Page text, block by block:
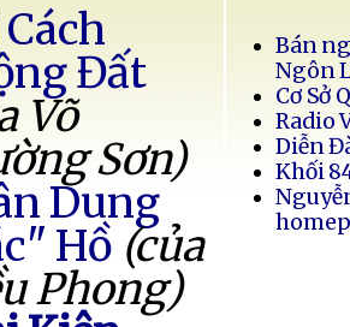
Đất
Võ
Sơn)
Dung
Hồ (của
Phong)
Bán
Ngôn
Cơ Sở
Radio
Diễn
Khối